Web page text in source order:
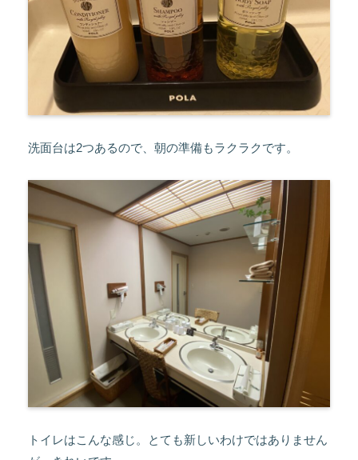
洗面台は2つあるので、朝の準備もラクラクです。
トイレはこんな感じ。とても新しいわけではありません